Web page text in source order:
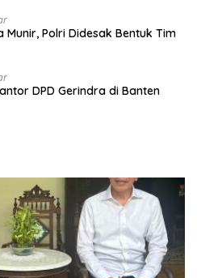
Munir, Polri Didesak Bentuk Tim
DPD Gerindra di Banten